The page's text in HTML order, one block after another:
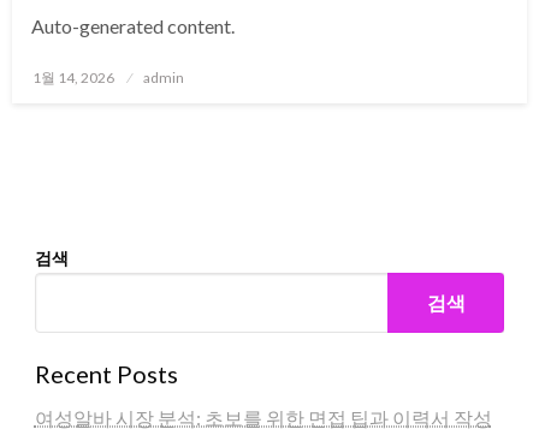
Auto-generated content.
Posted
1월 14, 2026 admin
검색
검색
Recent Posts
여성알바 시장 분석: 초보를 위한 면접 팁과 이력서 작성